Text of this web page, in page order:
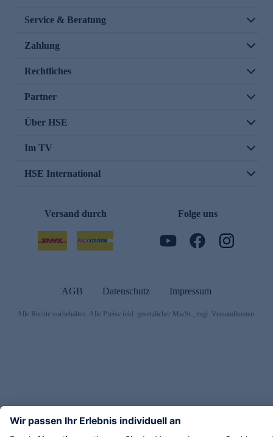
Service & Beratung
Zahlung
Rechtliches
Partner
Über HSE
Im TV
HSE International
Versand durch Folge uns
AGB Datenschutz Impressum
Alle Rechte vorbehalten. Alle Preise inkl. gesetzlicher MwSt., zzgl. Versandkosten.